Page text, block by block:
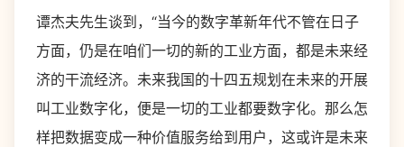
谭杰夫先生谈到，“当今的数字革新年代不管在日子
方面，仍是在咱们一切的新的工业方面，都是未来经
济的干流经济。未来我国的十四五规划在未来的开展
叫工业数字化，便是一切的工业都要数字化。那么怎
样把数据变成一种价值服务给到用户，这或许是未来